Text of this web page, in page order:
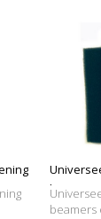
beamers